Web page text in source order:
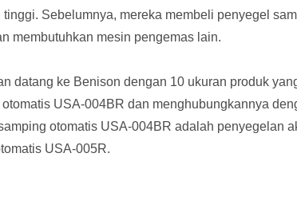
tinggi. Sebelumnya, mereka membeli penyegel
membutuhkan mesin pengemas lain.
datang ke Benison dengan 10 ukuran produk
USA-004BR dan menghubungkannya
otomatis USA-004BR adalah penyegelan
USA-005R.